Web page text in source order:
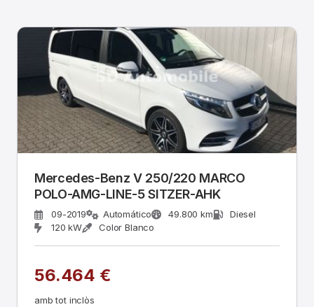
Mercedes-Benz V 250/220 MARCO
POLO-AMG-LINE-5 SITZER-AHK
09-2019 Automático 49.800 km
Diesel
120 kW
Color Blanco
56.464 €
amb tot inclòs